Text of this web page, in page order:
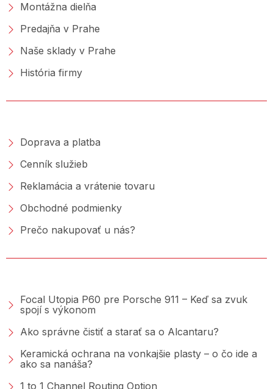
Montážna dielňa
Predajňa v Prahe
Naše sklady v Prahe
História firmy
Doprava a platba
Cenník služieb
Reklamácia a vrátenie tovaru
Obchodné podmienky
Prečo nakupovať u nás?
Focal Utopia P60 pre Porsche 911 – Keď sa zvuk
spojí s výkonom
Ako správne čistiť a starať sa o Alcantaru?
Keramická ochrana na vonkajšie plasty – o čo ide a
ako sa nanáša?
1 to 1 Channel Routing Option